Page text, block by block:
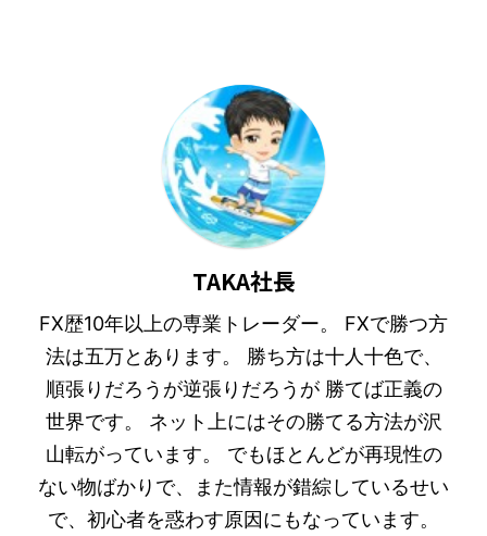
TAKA社長
FX歴10年以上の専業トレーダー。 FXで勝つ方
法は五万とあります。 勝ち方は十人十色で、
順張りだろうが逆張りだろうが 勝てば正義の
世界です。 ネット上にはその勝てる方法が沢
山転がっています。 でもほとんどが再現性の
ない物ばかりで、また情報が錯綜しているせい
で、初心者を惑わす原因にもなっています。